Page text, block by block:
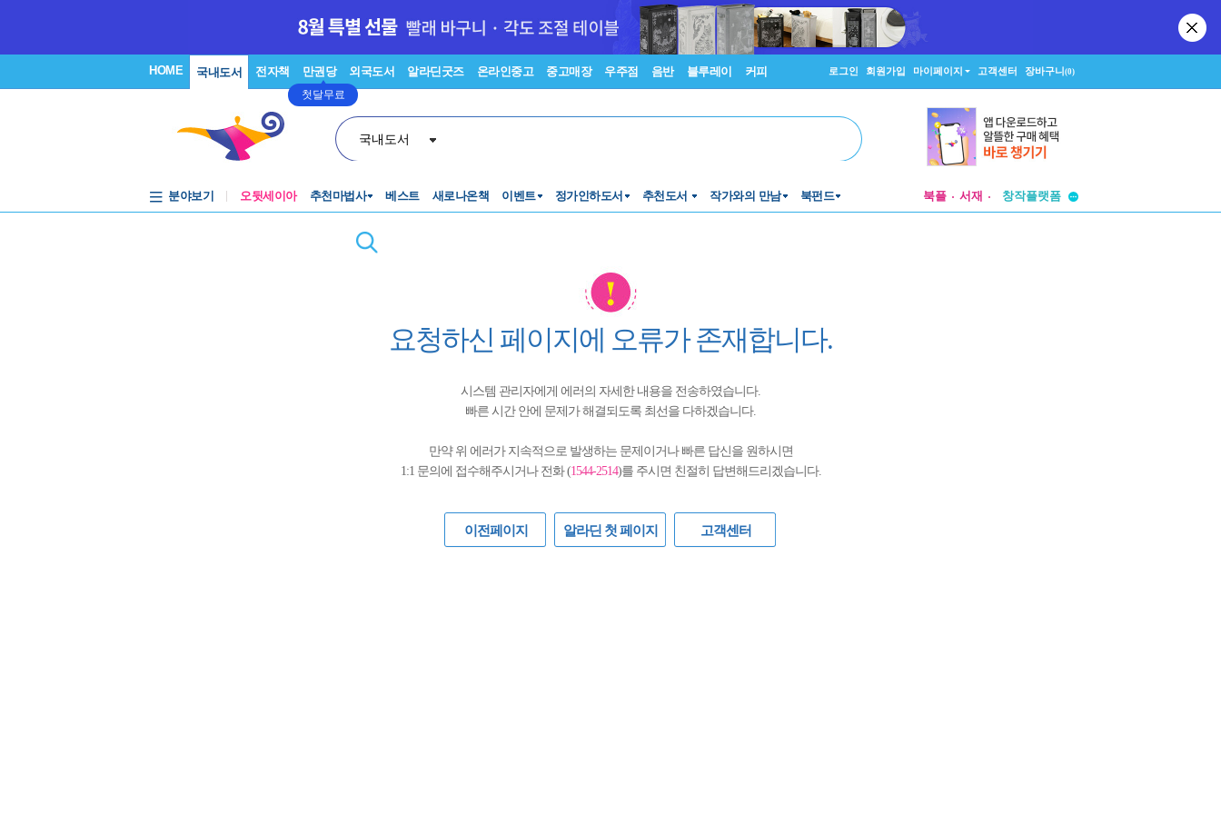
HOME 국내도서 전자책 만권당
첫달무료
외국도서 알라딘굿즈 온라인중고 중고매장 우주점 음반 블루레이 커피 로그인 회원가입 마이페이지 고객센터 장바구니(0)
국내도서
분야보기 오뒷세이아 추천마법사 베스트 새로나온책 이벤트 정가인하도서 추천도서 작가와의 만남 북펀드 북플 서재
창작플랫폼
요청하신 페이지에 오류가 존재합니다.
시스템 관리자에게 에러의 자세한 내용을 전송하였습니다.
빠른 시간 안에 문제가 해결되도록 최선을 다하겠습니다.
만약 위 에러가 지속적으로 발생하는 문제이거나 빠른 답신을 원하시면
1:1 문의에 접수해주시거나 전화 (1544-2514)를 주시면 친절히 답변해드리겠습니다.
이전페이지 알라딘 첫 페이지 고객센터